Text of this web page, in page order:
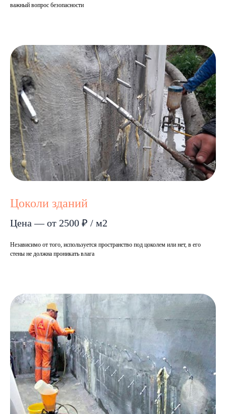
важный вопрос безопасности
Цоколи зданий
Цена — от 2500 ₽ / м2
Независимо от того, используется пространство под цоколем или нет, в его
стены не должна проникать влага